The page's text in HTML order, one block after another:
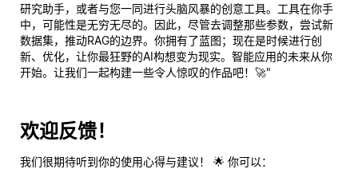
研究助手，或者与您一同进行头脑风暴的创意工具。工具在你手
中，可能性是无穷无尽的。因此，尽管去调整那些参数，尝试新
数据集，推动RAG的边界。你拥有了蓝图；现在是时候进行创
新、优化，让你最狂野的AI构想变为现实。智能应用的未来从你
开始。让我们一起构建一些令人惊叹的作品吧！🚀"
欢迎反馈！
我们很期待听到你的使用心得与建议！ 🌟 你可以：